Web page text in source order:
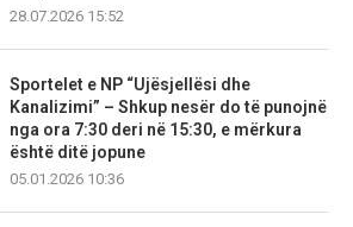
28.07.2026 15:52
Sportelet e NP “Ujësjellësi dhe
Kanalizimi” – Shkup nesër do të punojnë
nga ora 7:30 deri në 15:30, e mërkura
është ditë jopune
05.01.2026 10:36